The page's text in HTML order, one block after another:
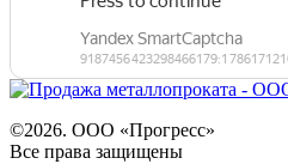
©2026. ООО «Прогресс»
Все права защищены